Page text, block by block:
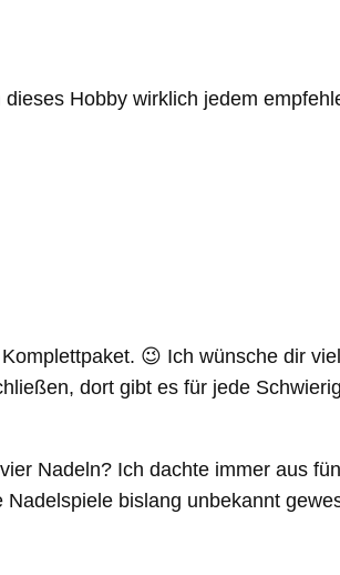
Hobby wirklich jedem
😉 Ich wünsche dir
dort gibt es für jede
Nadeln? Ich dachte immer aus
Nadelspiele bislang unbekannt